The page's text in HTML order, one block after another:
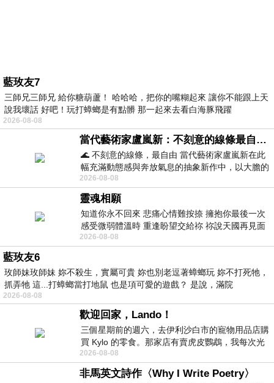
藍玫友7
三師兄三師兄 給你糖葫蘆！ 哈哈哈，把你的嘴糊起來 讓你不能跟上天
說我壞話 好吧！玩打蟑螂是有點髒 那一起來去看白海豚飛躍
2026-08-08
當代藝術家盧嵐新：不刻意的線條最自由，讓色彩流動、筆觸自己說話
🌊 不刻意的線條，最自由 當代藝術家盧嵐新在此
幅充滿動態感與奔放氣息的抽象新作中，以大膽的
藍色顏料在白色畫布上揮灑、壓印與流淌
2026-08-08
靈魂相願
知道你永不回來 悲痛心情難按捺 擁抱你最後一次
感受微弱體溫時 重逢盼望交給祢 祢說天國再見面
此刻忍淚說別離 他日靈魂再
2026-08-08
藍玫友6
玫師妹玫師妹 妳不殺生，實屬可貴 妳也別老逗著蟑螂玩 妳不打死牠，
抓弄牠 這...打蟑螂當打地鼠 也是項可愛的遊戲？ 是說，滿院
2026-08-08
歡迎回家，Lando！
三個星期前的週六，去伊利沙白市的寵物用品店購
買 Kylo 的零食。那家店有賣虎皮鸚鵡，我每次光
顧都會去看一下。他們偶爾會引進 C
2026-08-08
非馬英文詩作〈Why I Write Poetry〉